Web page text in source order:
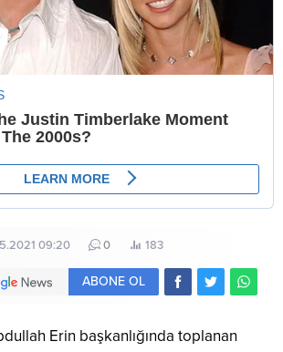
09:20 0 183
ABONE OL
Erin başkanlığında toplanan